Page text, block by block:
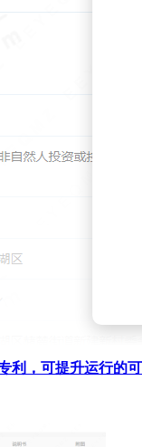
利，可提升运行的